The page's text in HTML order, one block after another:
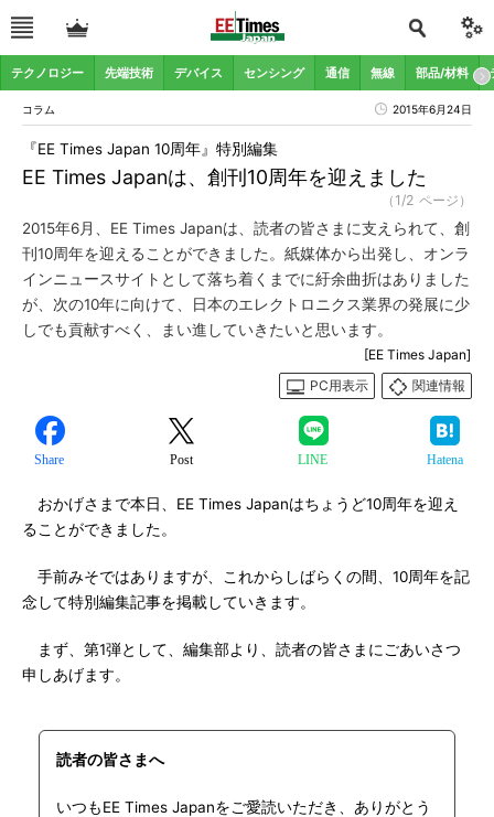
テクノロジー 先端技術 デバイス センシング 通信 無線 部品/材料
コラム 2015年6月24日
EE Times Japanは、創刊10周年を迎えました
『EE Times Japan 10周年』特別編集
（1/2 ページ）
2015年6月、EE Times Japanは、読者の皆さまに支えられて、創
刊10周年を迎えることができました。紙媒体から出発し、オンラ
インニュースサイトとして落ち着くまでに紆余曲折はありました
が、次の10年に向けて、日本のエレクトロニクス業界の発展に少
しでも貢献すべく、まい進していきたいと思います。
[EE Times Japan]
PC用表示
関連情報
Share Post LINE Hatena
おかげさまで本日、EE Times Japanはちょうど10周年を迎え
ることができました。
手前みそではありますが、これからしばらくの間、10周年を記
念して特別編集記事を掲載していきます。
まず、第1弾として、編集部より、読者の皆さまにごあいさつ
申しあげます。
読者の皆さまへ
いつもEE Times Japanをご愛読いただき、ありがとう